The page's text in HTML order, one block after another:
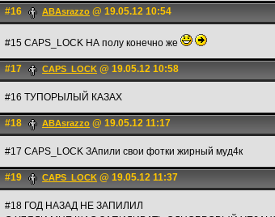
#16 ABAsrazzo @ 19.05.12 10:54
#15 CAPS_LOCK НА полу конечно же
#17 CAPS_LOCK @ 19.05.12 10:58
#16 ТУПОРЫЛЫЙ КАЗАХ
#18 ABAsrazzo @ 19.05.12 11:17
#17 CAPS_LOCK ЗАпили свои фотки жирный муд4к
#19 CAPS_LOCK @ 19.05.12 11:37
#18 ГОД НАЗАД НЕ ЗАПИЛИЛ